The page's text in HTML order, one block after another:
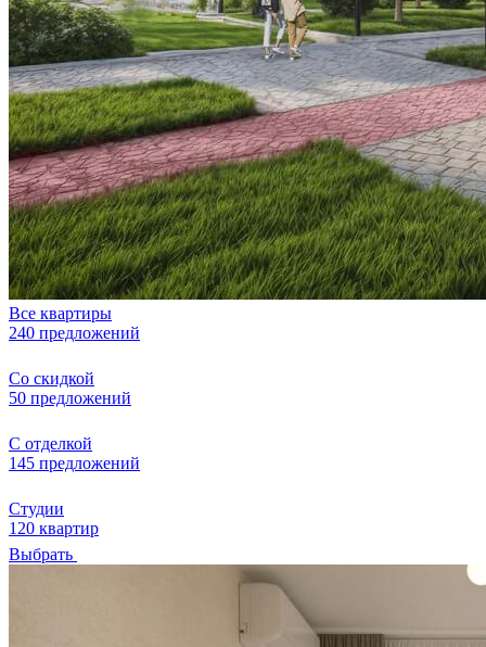
Все квартиры
240 предложений
Со скидкой
50 предложений
С отделкой
145 предложений
Студии
120 квартир
Выбрать